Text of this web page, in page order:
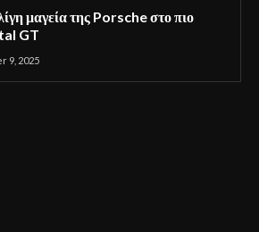
μαγεία της Porsche στο πιο
GT
9, 2025